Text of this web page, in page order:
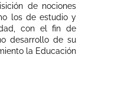
de nociones
los de estudio y
con el fin de
desarrollo de su
la Educación